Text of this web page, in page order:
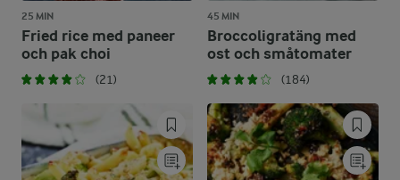
25 MIN
Fried rice med paneer
och pak choi
(21)
45 MIN
Broccoligratäng med
ost och småtomater
(184)